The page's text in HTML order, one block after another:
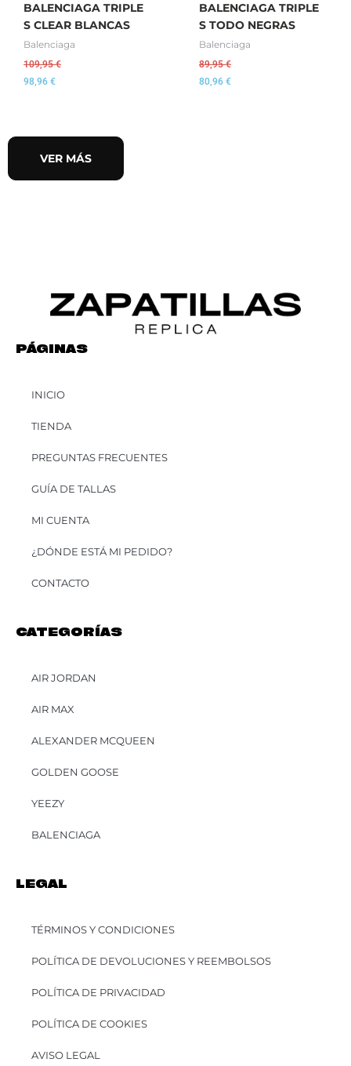
BALENCIAGA TRIPLE
S CLEAR BLANCAS
Balenciaga
109,95€
98,96 €
BALENCIAGA TRIPLE
S TODO NEGRAS
Balenciaga
89,95€
80,96 €
VER MÁS
PÁGINAS
INICIO
TIENDA
PREGUNTAS FRECUENTES
GUÍA DE TALLAS
MI CUENTA
¿DÓNDE ESTÁ MI PEDIDO?
CONTACTO
CATEGORÍAS
AIR JORDAN
AIR MAX
ALEXANDER MCQUEEN
GOLDEN GOOSE
YEEZY
BALENCIAGA
LEGAL
TÉRMINOS Y CONDICIONES
POLÍTICA DE DEVOLUCIONES Y REEMBOLSOS
POLÍTICA DE PRIVACIDAD
POLÍTICA DE COOKIES
AVISO LEGAL